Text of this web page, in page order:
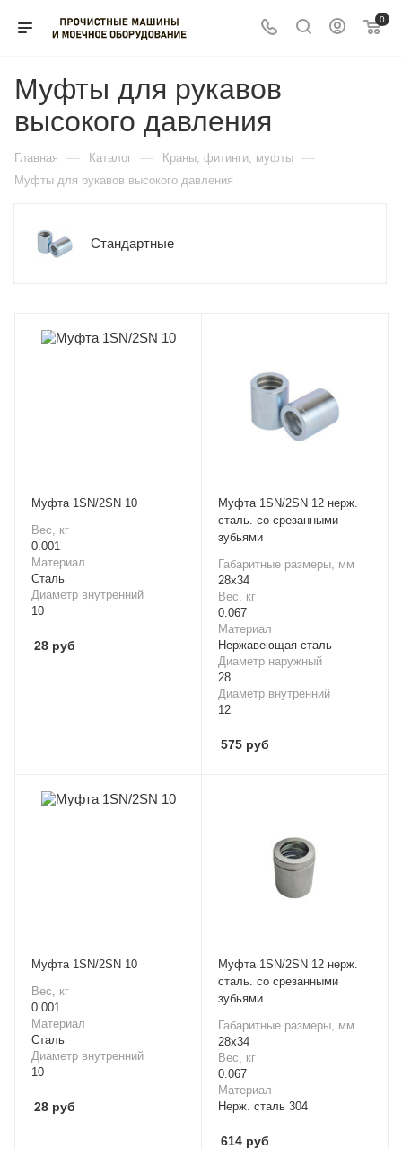
0
Муфты для рукавов
высокого давления
Главная — Каталог — Краны, фитинги, муфты —
Муфты для рукавов высокого давления
Стандартные
Mуфта 1SN/2SN 10
Вес, кг
0.001
Материал
Cталь
Диаметр внутренний
10
28 руб
Mуфта 1SN/2SN 12 нерж.
сталь. со срезанными
зубьями
Габаритные размеры, мм
28х34
Вес, кг
0.067
Материал
Нержавеющая сталь
Диаметр наружный
28
Диаметр внутренний
12
575 руб
Mуфта 1SN/2SN 10
Вес, кг
0.001
Материал
Cталь
Диаметр внутренний
10
28 руб
Mуфта 1SN/2SN 12 нерж.
сталь. со срезанными
зубьями
Габаритные размеры, мм
28х34
Вес, кг
0.067
Материал
Нерж. сталь 304
614 руб